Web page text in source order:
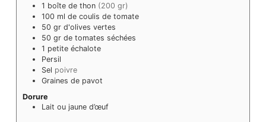
1 boîte de thon (200 gr)
100 ml de coulis de tomate
50 gr d'olives vertes
50 gr de tomates séchées
1 petite échalote
Persil
Sel poivre
Graines de pavot
Dorure
Lait ou jaune d’œuf